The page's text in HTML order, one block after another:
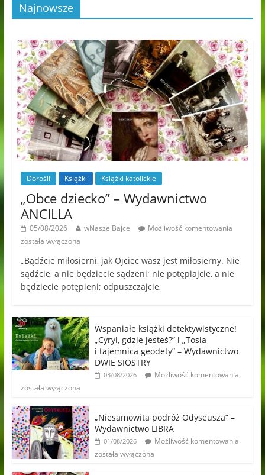
Najnowsze
Dorośli Książki Książki katolickie
„Obce dziecko” – Wydawnictwo
ANCILLA
05/08/2026 wNaszejBajce
Możliwość komentowania
została wyłączona
„Bądźcie miłosierni, jak Ojciec wasz jest miłosierny. Nie
sądźcie, a nie będziecie sądzeni; nie potępiajcie, a nie
będziecie potępieni; odpuszczajcie,
Wspaniałe książki detektywistyczne!
„Cyryl, gdzie jesteś?” i „Tosia
i tajemnica geodety” – Wydawnictwo
DWIE SIOSTRY
03/08/2026
Możliwość komentowania
została wyłączona
„Niesamowita podróż Odyseusza” –
Wydawnictwo LIBRA
01/08/2026
Możliwość komentowania
została wyłączona